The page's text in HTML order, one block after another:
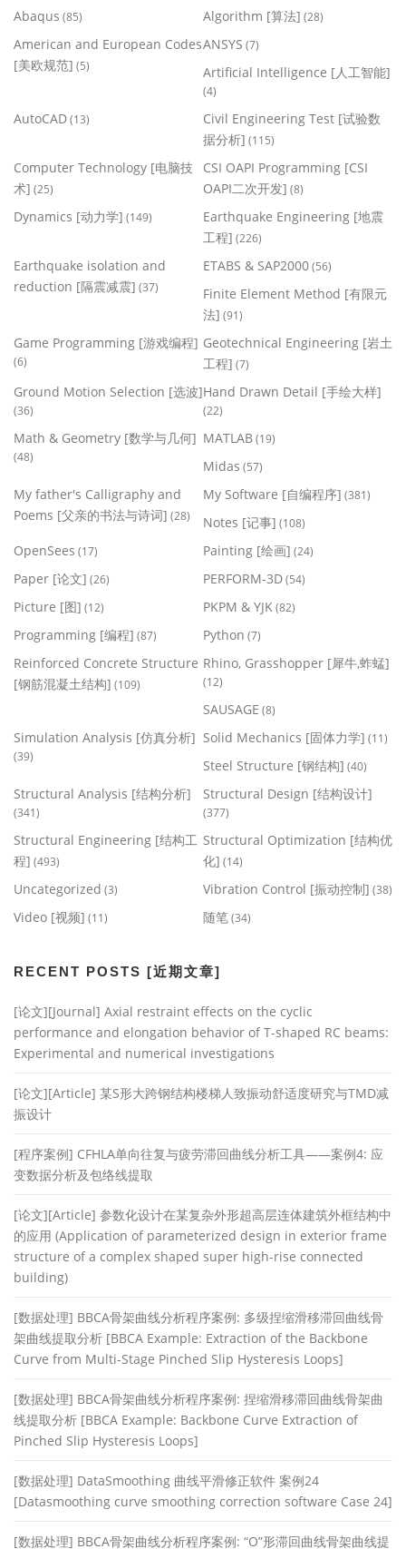
Abaqus (85) Algorithm [算法] (28)
American and European Codes
[美欧规范] (5)
ANSYS (7)
Artificial Intelligence [人工智能]
(4)
AutoCAD(13)
Civil Engineering Test [试验数
据分析] (115)
Computer Technology [电脑技
术] (25)
CSI OAPI Programming [CSI
OAPI二次开发] (8)
Dynamics [动力学] (149)
Earthquake Engineering [地震
工程] (226)
Earthquake isolation and
reduction [隔震减震] (37)
ETABS & SAP2000(56)
Finite Element Method [有限元
法] (91)
Game Programming [游戏编程]
(6)
Geotechnical Engineering [岩土
工程] (7)
Ground Motion Selection [选波]
(36)
Hand Drawn Detail [手绘大样]
(22)
Math & Geometry [数学与几何]
(48)
MATLAB(19)
Midas (57)
My father's Calligraphy and
Poems [父亲的书法与诗词] (28)
My Software [自编程序] (381)
Notes [记事] (108)
OpenSees (17) Painting [绘画] (24)
Paper [论文] (26) PERFORM-3D(54)
Picture [图] (12) PKPM & YJK(82)
Programming [编程] (87) Python (7)
Reinforced Concrete Structure
[钢筋混凝土结构] (109)
Rhino, Grasshopper [犀牛,蚱蜢]
(12)
SAUSAGE (8)
Simulation Analysis [仿真分析]
(39)
Solid Mechanics [固体力学] (11)
Steel Structure [钢结构] (40)
Structural Analysis [结构分析]
(341)
Structural Design [结构设计]
(377)
Structural Engineering [结构工
程] (493)
Structural Optimization [结构优
化] (14)
Uncategorized (3) Vibration Control [振动控制] (38)
Video [视频] (11) 随笔(34)
RECENT POSTS [近期文章]
[论文][Journal] Axial restraint effects on the cyclic
performance and elongation behavior of T-shaped RC beams:
Experimental and numerical investigations
[论文][Article] 某S形大跨钢结构楼梯人致振动舒适度研究与TMD减
振设计
[程序案例] CFHLA单向往复与疲劳滞回曲线分析工具——案例4: 应
变数据分析及包络线提取
[论文][Article] 参数化设计在某复杂外形超高层连体建筑外框结构中
的应用 (Application of parameterized design in exterior frame
structure of a complex shaped super high-rise connected
building)
[数据处理] BBCA骨架曲线分析程序案例: 多级捏缩滑移滞回曲线骨
架曲线提取分析 [BBCA Example: Extraction of the Backbone
Curve from Multi-Stage Pinched Slip Hysteresis Loops]
[数据处理] BBCA骨架曲线分析程序案例: 捏缩滑移滞回曲线骨架曲
线提取分析 [BBCA Example: Backbone Curve Extraction of
Pinched Slip Hysteresis Loops]
[数据处理] DataSmoothing 曲线平滑修正软件 案例24
[Datasmoothing curve smoothing correction software Case 24]
[数据处理] BBCA骨架曲线分析程序案例: “O”形滞回曲线骨架曲线提